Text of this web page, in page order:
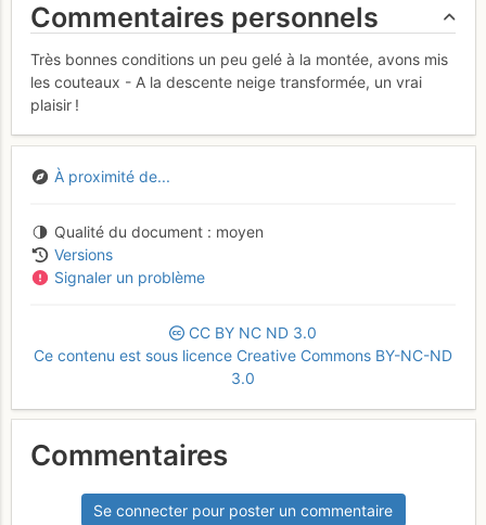
Commentaires personnels
Très bonnes conditions un peu gelé à la montée, avons mis
les couteaux - A la descente neige transformée, un vrai
plaisir !
À proximité de...
Qualité du document
moyen
Versions
Signaler un problème
CC BY NC ND 3.0
Ce contenu est sous licence Creative Commons BY-NC-ND
3.0
Commentaires
Se connecter pour poster un commentaire